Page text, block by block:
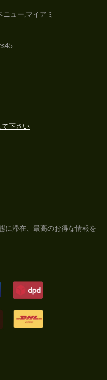
ュー,マイアミ
下さい
に滞在、最高のお得な情報を